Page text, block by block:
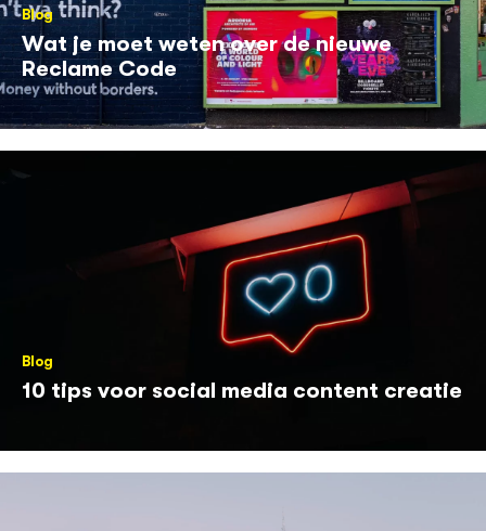
Blog
Wat je moet weten over de nieuwe
Reclame Code
Blog
10 tips voor social media content creatie